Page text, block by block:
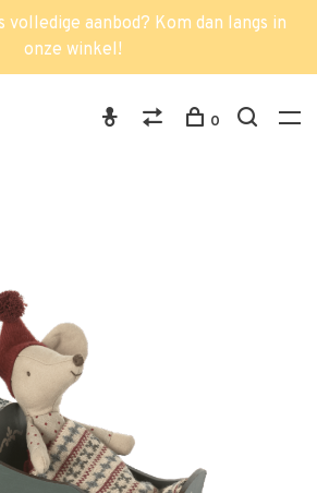
volledige aanbod? Kom dan langs in
onze winkel!
0